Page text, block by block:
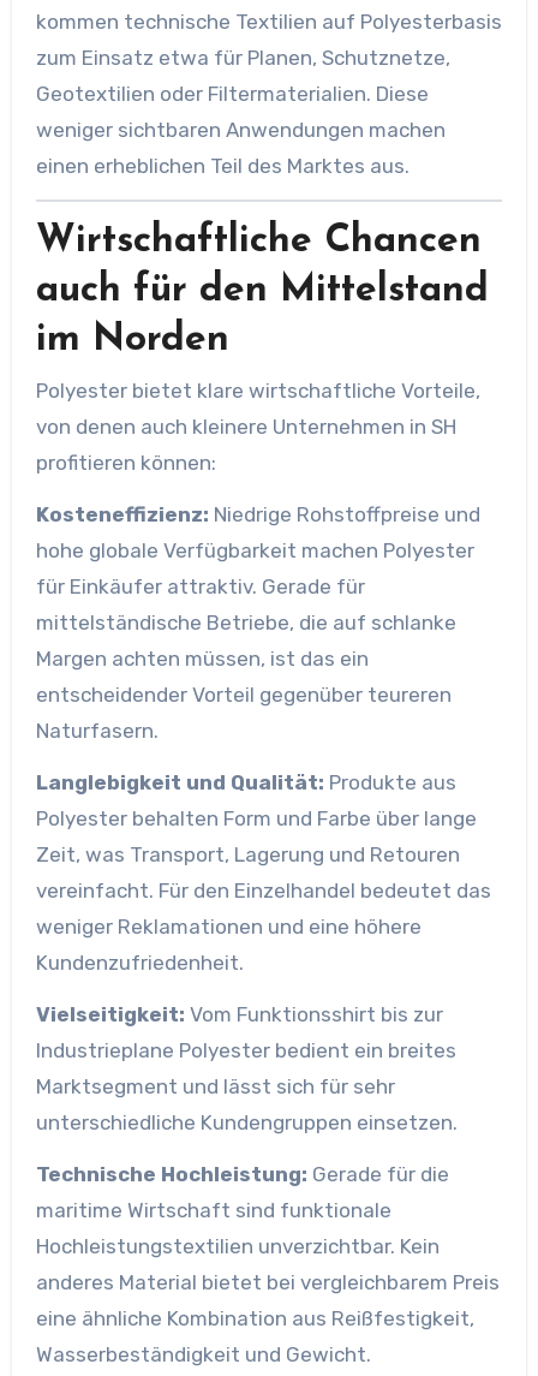
kommen technische Textilien auf Polyesterbasis
zum Einsatz etwa für Planen, Schutznetze,
Geotextilien oder Filtermaterialien. Diese
weniger sichtbaren Anwendungen machen
einen erheblichen Teil des Marktes aus.
Wirtschaftliche Chancen
auch für den Mittelstand
im Norden
Polyester bietet klare wirtschaftliche Vorteile,
von denen auch kleinere Unternehmen in SH
profitieren können:
Kosteneffizienz: Niedrige Rohstoffpreise und
hohe globale Verfügbarkeit machen Polyester
für Einkäufer attraktiv. Gerade für
mittelständische Betriebe, die auf schlanke
Margen achten müssen, ist das ein
entscheidender Vorteil gegenüber teureren
Naturfasern.
Langlebigkeit und Qualität: Produkte aus
Polyester behalten Form und Farbe über lange
Zeit, was Transport, Lagerung und Retouren
vereinfacht. Für den Einzelhandel bedeutet das
weniger Reklamationen und eine höhere
Kundenzufriedenheit.
Vielseitigkeit: Vom Funktionsshirt bis zur
Industrieplane Polyester bedient ein breites
Marktsegment und lässt sich für sehr
unterschiedliche Kundengruppen einsetzen.
Technische Hochleistung: Gerade für die
maritime Wirtschaft sind funktionale
Hochleistungstextilien unverzichtbar. Kein
anderes Material bietet bei vergleichbarem Preis
eine ähnliche Kombination aus Reißfestigkeit,
Wasserbeständigkeit und Gewicht.